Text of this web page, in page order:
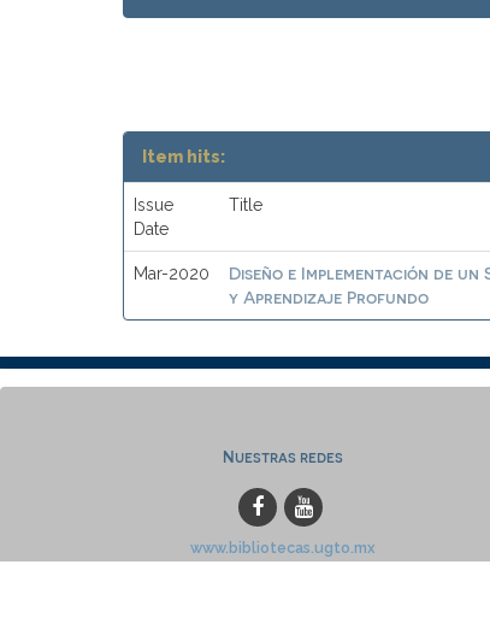
Item hits:
Issue
Date
Title
Mar-2020
Diseño e Implementación de
y Aprendizaje Profundo
Nuestras redes
www.bibliotecas.ugto.mx